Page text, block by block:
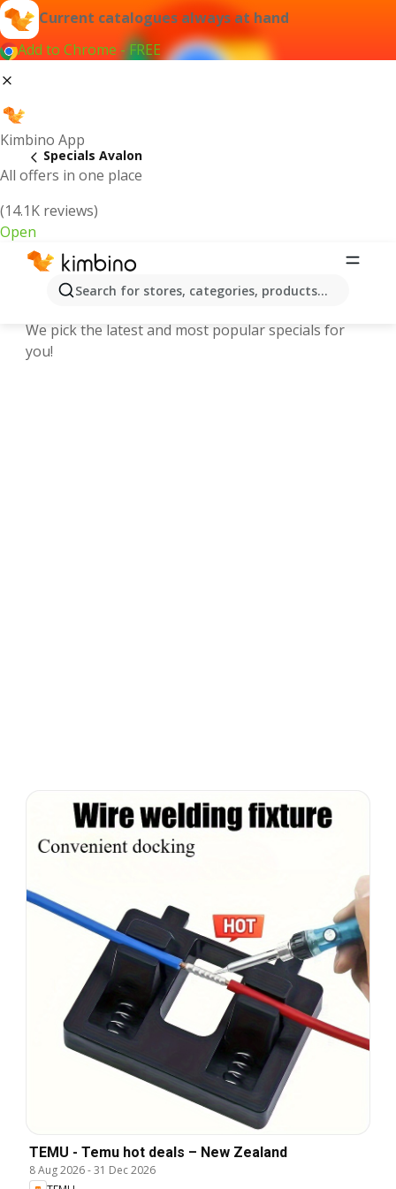
Current catalogues always at hand
Add to Chrome - FREE
Kimbino App
All offers in one place
(14.1K reviews)
Open
Search for stores, categories, products...
Specials Avalon
Explore the latest weekly offers and
We pick the latest and most popular specials for
you!
TEMU - Temu hot deals – New Zealand
8 Aug 2026-31 Dec 2026